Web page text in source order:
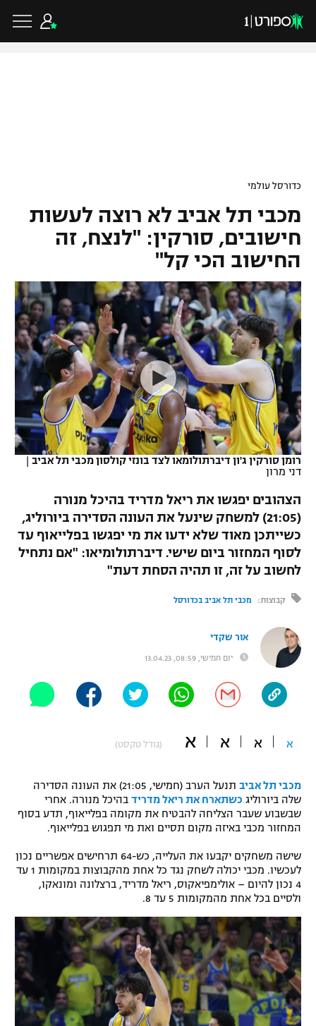
VOD
רץ ברשת
תוצאות
לוח שידורים
ברחבה
"מעל הליגה" – פודקאסט
"מחצית בשכונה" – פודקאסט
משתתפים וזוכים בפרסים
תקנון משתתפים וזוכים בפרסים
תקנון עבור פעילות ספורט 1 – "מרלן"
טניס
גיימינג E-Sports
מדיניות פרטיות
תקנון פעילות ספורט 1
רשיון להקרנה פומבית לבית עסק
הצטרפות לחבילת הערוצים
גביע הטוטו
ליגיונרים
גביע המדינה
נבחרת ישראל
מכבי חיפה
בית"ר ירושלים
מכבי תל אביב
הפועל תל אביב
הפועל חיפה
הפועל באר שבע
מכבי נתניה
בני יהודה
ליגת האלופות
ליגה אירופית
ליגה אנגלית
ליגה גרמנית
ליגה ספרדית
ליגה איטלקית
ליגה צרפתית
ליגה הולנדית
ליגה סינית
ליגה ברזילאית
כדורסל ישראלי
ליגת ווינר סל
ליגה לאומית
כדורסל נשים
מכבי תל אביב
הפועל חולון
הפועל ירושלים
דני אבדיה
כדורסל עולמי
NBA
יורוליג
יורוקאפ
ענפים נוספים
טניס
כדוריד
כדורעף
שחייה
אגרוף
ספורט אולימפי
UFC
היאבקות WWE
אופניים
ספורט מוטורי
בייסבול MLB
ספורט אתגרי ואקסטרים
אומנויות לחימה
גיימינג E-Sports
כדורסל עולמי
מכבי תל אביב לא רוצה לעשות
חישובים, סורקין: "לנצח, זה
החישוב הכי קל"
רומן סורקין ג'ון דיברתולומאו לצד בונזי קולסון מכבי תל אביב |
דני מרון
הצהובים יפגשו את ריאל מדריד בהיכל מנורה
(21:05) למשחק שינעל את העונה הסדירה ביורוליג,
כשייתכן מאוד שלא ידעו את מי יפגשו בפלייאוף עד
לסוף המחזור ביום שישי. דיברתולומיאו: "אם נתחיל
לחשוב על זה, זו תהיה הסחת דעת"
קבוצות: מכבי תל אביב בכדורסל
אור שקדי
יום חמישי, 08:59, 13.04.23
א א א א (גודל טקסט)
מכבי תל אביב
תנעל הערב (חמישי, 21:05) את העונה הסדירה
שלה ביורוליג כשתארח את ריאל מדריד בהיכל מנורה. אחרי
שבשבוע שעבר הצליחה להבטיח את מקומה בפלייאוף, תדע בסוף
המחזור מכבי באיזה מקום תסיים ואת מי תפגוש בפלייאוף.
שישה משחקים יקבעו את העלייה, כש-64 תרחישים אפשריים נכון
לעכשיו. מכבי יכולה לשחק נגד כל אחת מהקבוצות במקומות 1 עד
4 נכון להיום – אולימפיאקוס, ריאל מדריד, ברצלונה ומונאקו,
ולסיים בכל אחת מהמקומות 5 עד 8.